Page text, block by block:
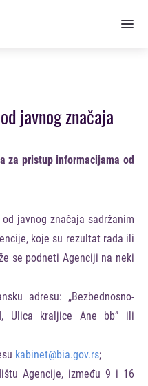
javnog značaja
za pristup informacijama od
javnog značaja sadržanim
koje su rezultat rada ili
se podneti Agenciji na neki
adresu: „Bezbednosno-
Ulica kraljice Ane bb” ili
kabinet@bia.gov.rs;
Agencije, između 9 i 16